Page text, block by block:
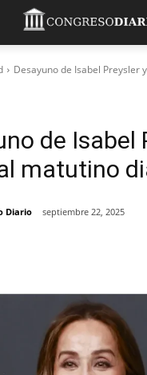
Desayuno de Isabel Preysler
de Isabel
matutino
Diario septiembre 22, 2025